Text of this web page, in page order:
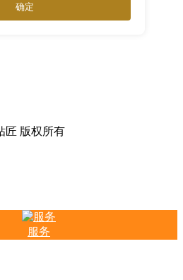
确定
匠 版权所有
服务